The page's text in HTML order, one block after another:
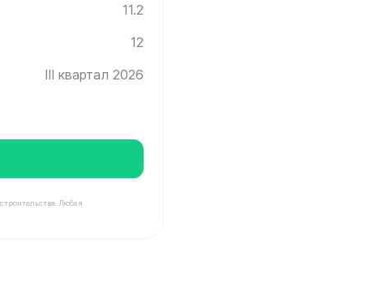
11.2
12
III квартал 2026
Любая